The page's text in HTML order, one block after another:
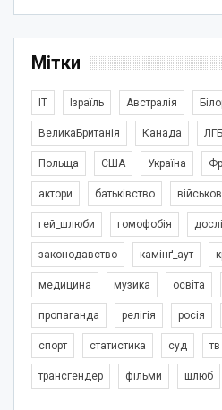
Мітки
IT Ізраїль Австралія
ВеликаБританія Канада
Польща США Україна
актори батьківство
гей_шлюби гомофобія
законодавство камінґ_аут
медицина музика освіта
пропаганда релігія росія
спорт статистика суд тв
трансгендер фільми шлюб